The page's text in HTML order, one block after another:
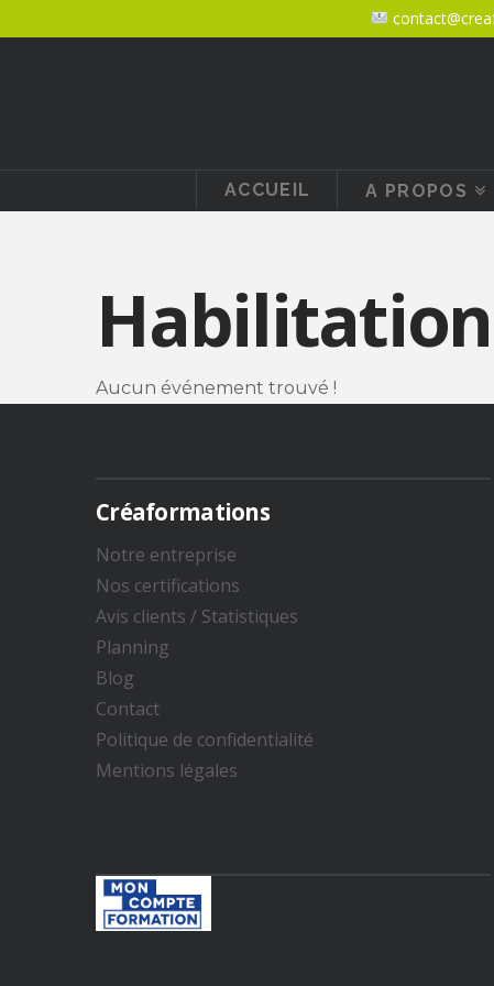
ACCUEIL A PROPOS
Aucun événement trouvé !
Créaformations
Notre entreprise
Nos certifications
Avis clients / Statistiques​
Planning
Blog
Contact
Politique de confidentialité
Mentions légales